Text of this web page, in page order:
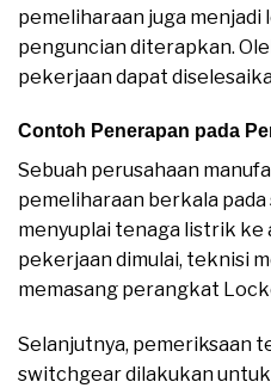
pemeliharaan juga
penguncian diterapkan.
pekerjaan dapat
Contoh Penerapan pada
Sebuah perusahaan
pemeliharaan berkala
menyuplai tenaga listrik ke
pekerjaan dimulai, teknisi
memasang perangkat
Selanjutnya, pemeriksaan
switchgear dilakukan